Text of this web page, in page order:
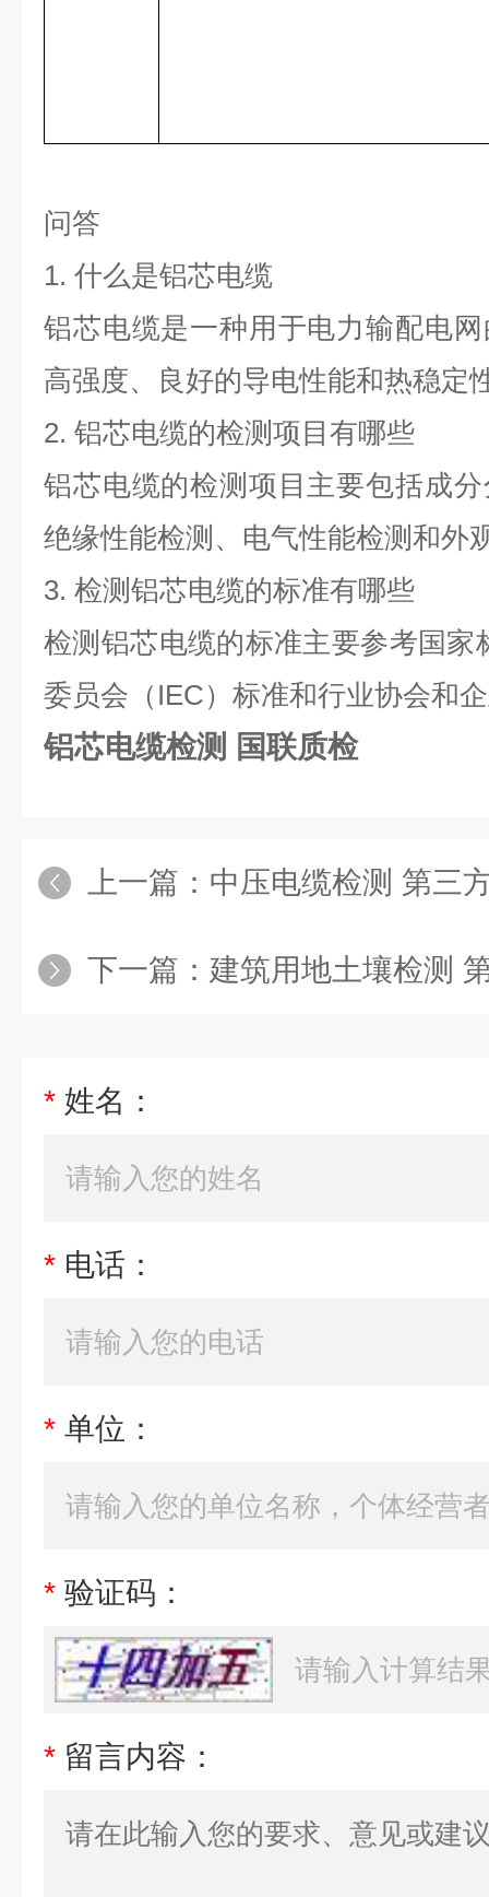
问答
1. 什么是铝芯电缆
铝芯电缆是一种用于电力输配电
高强度、良好的导电性能和热稳定
2. 铝芯电缆的检测项目有哪些
铝芯电缆的检测项目主要包括成
绝缘性能检测、电气性能检测和外
3. 检测铝芯电缆的标准有哪些
检测铝芯电缆的标准主要参考国家
委员会（ IEC）标准和行业协会和
铝芯电缆检测 国联质检
上一篇： 中压电缆检测 第三
下一篇： 建筑用地土壤检测
* 姓名：
* 电话：
* 单位：
* 验证码：
* 留言内容：